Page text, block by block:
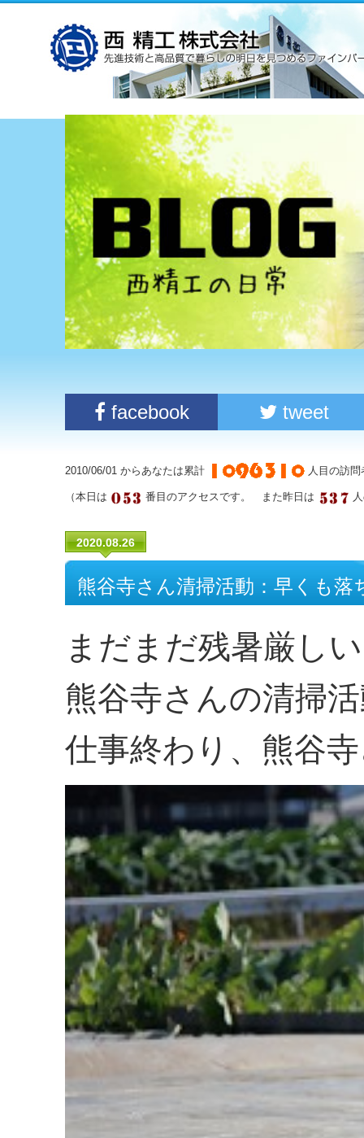
facebook tweet
2010/06/01 からあなたは累計 人目の訪
（本日は 番目のアクセスです。 また昨日は
2020.08.26
熊谷寺さん清掃活動：早くも落
まだまだ残暑厳し
熊谷寺さんの清掃
仕事終わり、熊谷